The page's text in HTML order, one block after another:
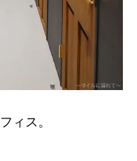
ィス。